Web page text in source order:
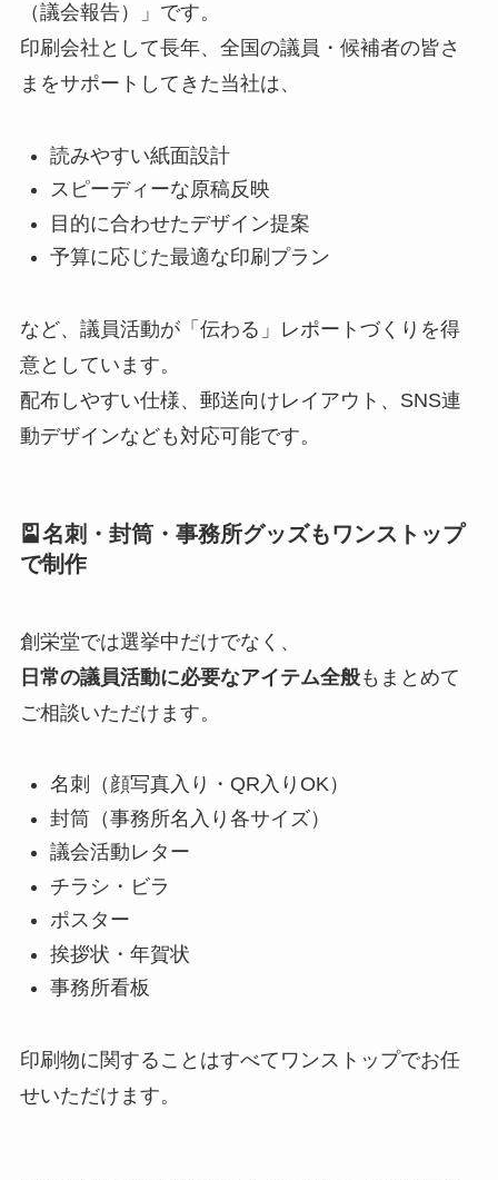
（議会報告）」です。
印刷会社として長年、全国の議員・候補者の皆さ
まをサポートしてきた当社は、
読みやすい紙面設計
スピーディーな原稿反映
目的に合わせたデザイン提案
予算に応じた最適な印刷プラン
など、議員活動が「伝わる」レポートづくりを得
意としています。
配布しやすい仕様、郵送向けレイアウト、SNS連
動デザインなども対応可能です。
🎴名刺・封筒・事務所グッズもワンストップ
で制作
創栄堂では選挙中だけでなく、
日常の議員活動に必要なアイテム全般もまとめて
ご相談いただけます。
名刺（顔写真入り・QR入りOK）
封筒（事務所名入り各サイズ）
議会活動レター
チラシ・ビラ
ポスター
挨拶状・年賀状
事務所看板
印刷物に関することはすべてワンストップでお任
せいただけます。